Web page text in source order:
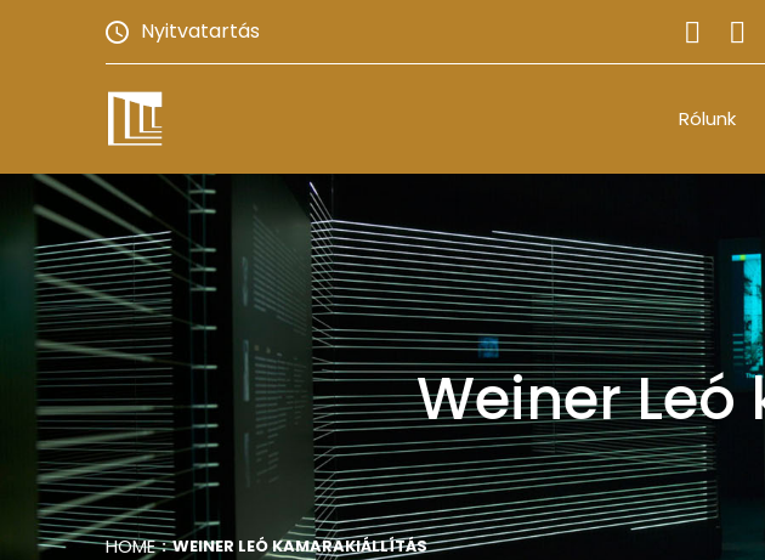
Nyitvatartás
Rólunk
Weiner
HOME WEINER LEÓ KAMARAKIÁLLÍTÁS